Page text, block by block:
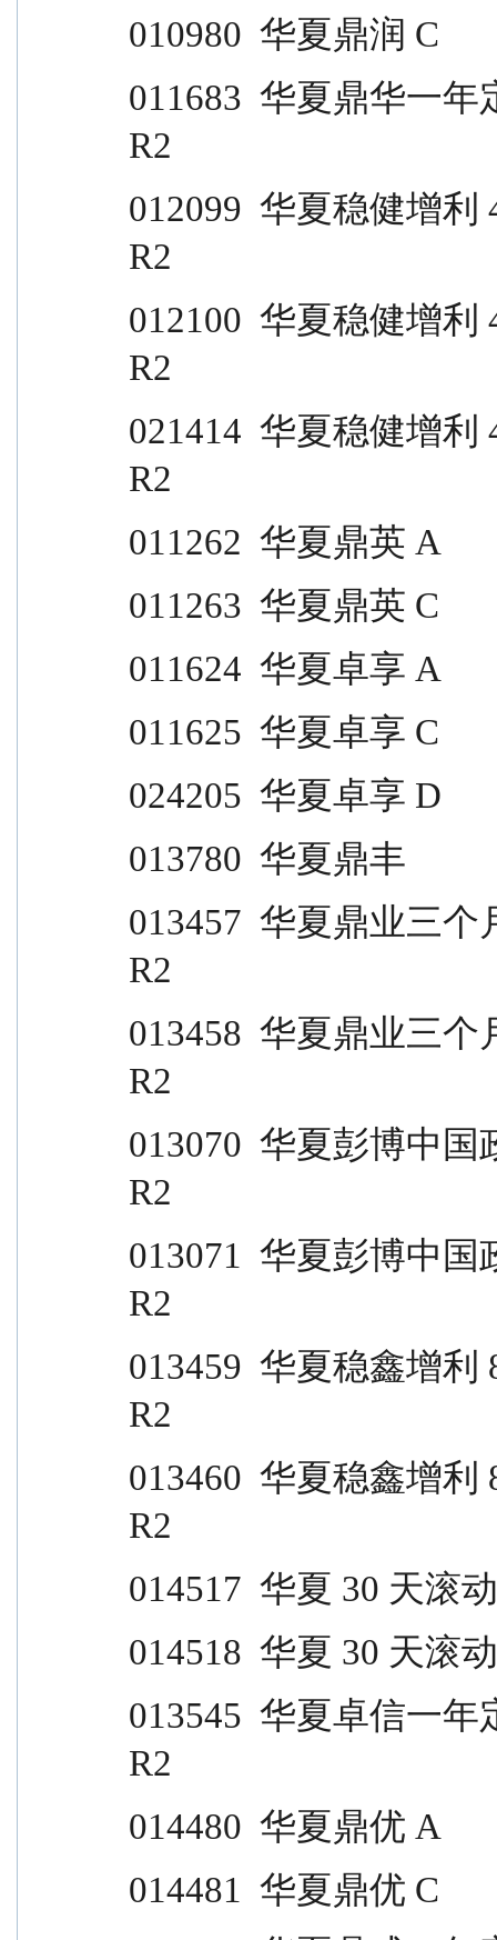
010980  华夏鼎润 C
011683  华夏鼎华一年
R2
012099  华夏稳健增利
R2
012100  华夏稳健增利
R2
021414  华夏稳健增利
R2
011262  华夏鼎英 A
011263  华夏鼎英 C
011624  华夏卓享 A
011625  华夏卓享 C
024205  华夏卓享 D
013780  华夏鼎丰
013457  华夏鼎业三个
R2
013458  华夏鼎业三个
R2
013070  华夏彭博中
R2
013071  华夏彭博中国
R2
013459  华夏稳鑫增利
R2
013460  华夏稳鑫增利
R2
014517  华夏 30 天滚
014518  华夏 30 天滚
013545  华夏卓信一年
R2
014480  华夏鼎优 A
014481  华夏鼎优 C